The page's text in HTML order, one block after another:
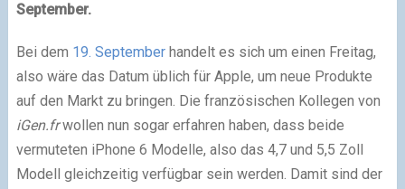
September.
Bei dem 19. Septemberhandelt es sich um einen Freitag,
also wäre das Datum üblich für Apple, um neue Produkte
auf den Markt zu bringen. Die französischen Kollegen von
iGen.frwollen nun sogar erfahren haben, dass beide
vermuteten iPhone 6 Modelle, also das 4,7 und 5,5 Zoll
Modell gleichzeitig verfügbar sein werden. Damit sind der